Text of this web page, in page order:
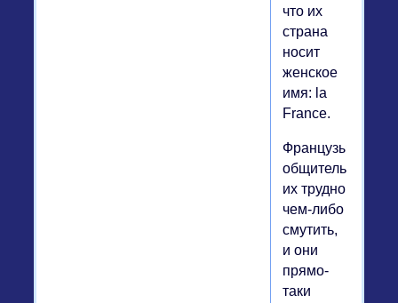
что их
страна
носит
женское
имя: la
France.
Французы
общительны,
их трудно
чем-либо
смутить,
и они
прямо-
таки